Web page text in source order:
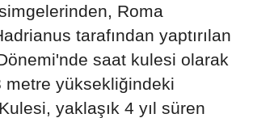
Roma
tarafından yaptırılan
saat kulesi olarak
metre yüksekliğindeki
yaklaşık 4 yıl süren